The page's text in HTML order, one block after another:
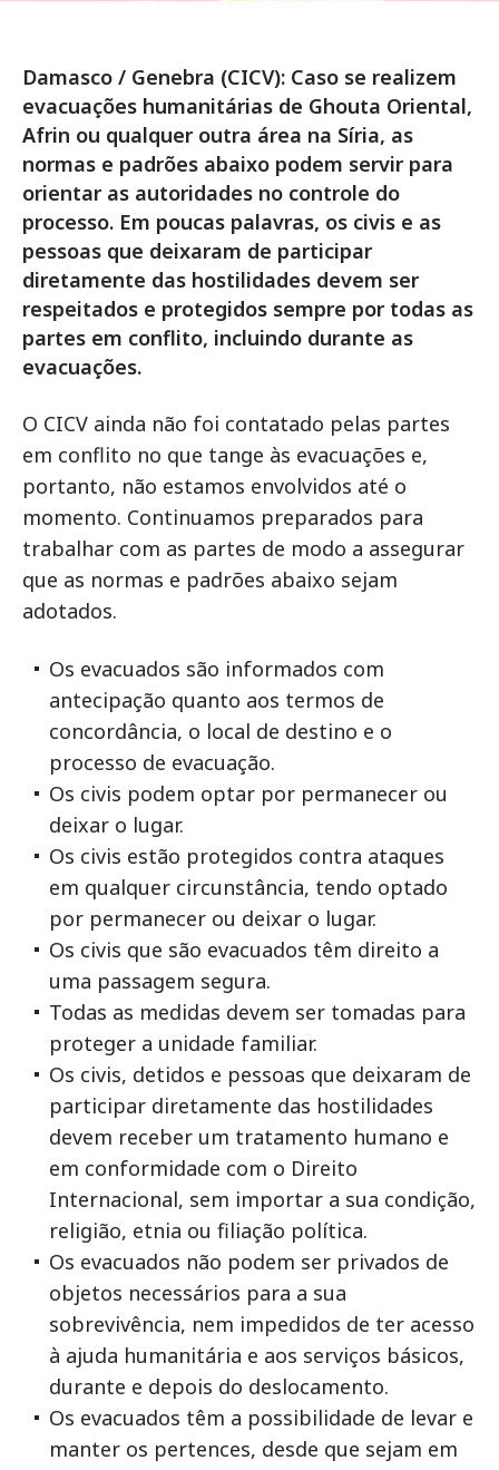
Damasco / Genebra (CICV): Caso se realizem
evacuações humanitárias de Ghouta Oriental,
Afrin ou qualquer outra área na Síria, as
normas e padrões abaixo podem servir para
orientar as autoridades no controle do
processo. Em poucas palavras, os civis e as
pessoas que deixaram de participar
diretamente das hostilidades devem ser
respeitados e protegidos sempre por todas as
partes em conflito, incluindo durante as
evacuações.
O CICV ainda não foi contatado pelas partes
em conflito no que tange às evacuações e,
portanto, não estamos envolvidos até o
momento. Continuamos preparados para
trabalhar com as partes de modo a assegurar
que as normas e padrões abaixo sejam
adotados.
Os evacuados são informados com
antecipação quanto aos termos de
concordância, o local de destino e o
processo de evacuação.
Os civis podem optar por permanecer ou
deixar o lugar.
Os civis estão protegidos contra ataques
em qualquer circunstância, tendo optado
por permanecer ou deixar o lugar.
Os civis que são evacuados têm direito a
uma passagem segura.
Todas as medidas devem ser tomadas para
proteger a unidade familiar.
Os civis, detidos e pessoas que deixaram de
participar diretamente das hostilidades
devem receber um tratamento humano e
em conformidade com o Direito
Internacional, sem importar a sua condição,
religião, etnia ou filiação política.
Os evacuados não podem ser privados de
objetos necessários para a sua
sobrevivência, nem impedidos de ter acesso
à ajuda humanitária e aos serviços básicos,
durante e depois do deslocamento.
Os evacuados têm a possibilidade de levar e
manter os pertences, desde que sejam em